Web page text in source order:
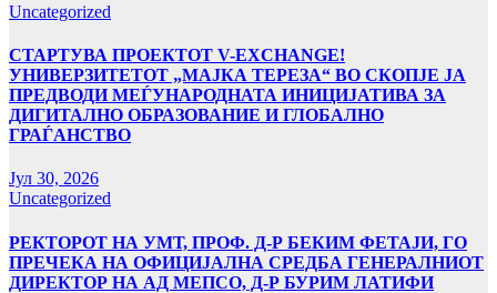
Uncategorized
СТАРТУВА ПРОЕКТОТ V-EXCHANGE!
УНИВЕРЗИТЕТОТ „МАЈКА ТЕРЕЗА“ ВО СКОПЈЕ ЈА
ПРЕДВОДИ МЕЃУНАРОДНАТА ИНИЦИЈАТИВА ЗА
ДИГИТАЛНО ОБРАЗОВАНИЕ И ГЛОБАЛНО
ГРАЃАНСТВО
Јул 30, 2026
Uncategorized
РЕКТОРОТ НА УМТ, ПРОФ. Д-Р БЕКИМ ФЕТАЈИ, ГО
ПРЕЧЕКА НА ОФИЦИЈАЛНА СРЕДБА ГЕНЕРАЛНИОТ
ДИРЕКТОР НА АД МЕПСО, Д-Р БУРИМ ЛАТИФИ